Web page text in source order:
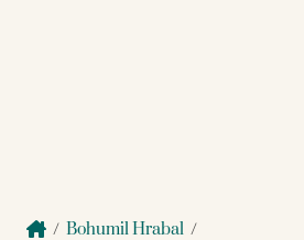
/ Bohumil Hrabal /